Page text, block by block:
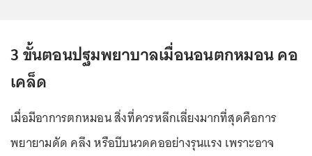
3 ขั้นตอนปฐมพยาบาลเมื่อนอนตกหมอน คอ
เคล็ด
เมื่อมีอาการตกหมอน สิ่งที่ควรหลีกเลี่ยงมากที่สุดคือการ
พยายามดัด คลึง หรือบีบนวดคออย่างรุนแรง เพราะอาจ